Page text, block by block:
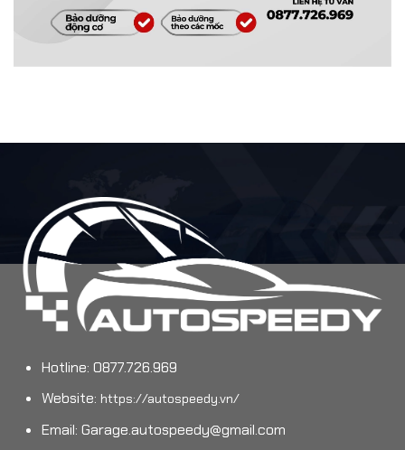
Hotline: 0877.726.969
Website: https://autospeedy.vn/
Email: Garage.autospeedy@gmail.com